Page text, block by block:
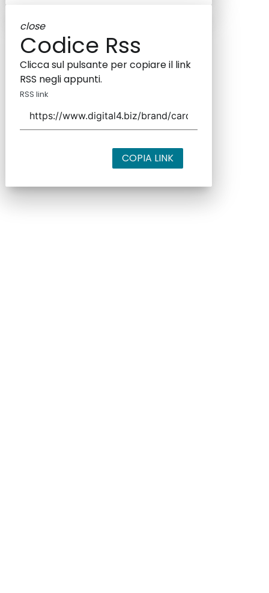
close
Codice Rss
Clicca sul pulsante per copiare il link
RSS negli appunti.
RSS link
COPIA LINK